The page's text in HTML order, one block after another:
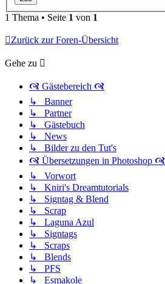
1 Thema • Seite 1 von 1
Zurück zur Foren-Übersicht
Gehe zu
🙧 Gästebereich 🙧
↳ Banner
↳ Partner
↳ Gästebuch
↳ News
↳ Bilder zu den Tut's
🙧 Übersetzungen in Photoshop 🙧
↳ Vorwort
↳ Kniri's Dreamtutorials
↳ Signtag & Blend
↳ Scrap
↳ Laguna Azul
↳ Signtags
↳ Scraps
↳ Blends
↳ PFS
↳ Esmakole